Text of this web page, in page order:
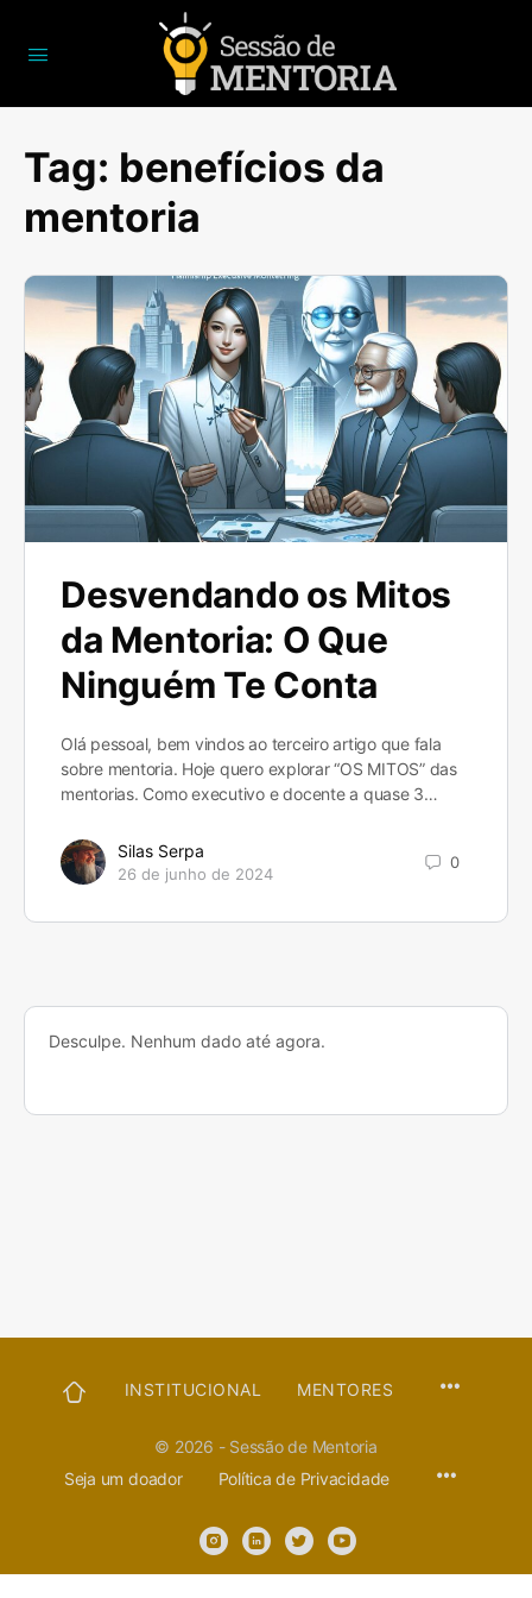
Tag: benefícios da
mentoria
Desvendando os Mitos
da Mentoria: O Que
Ninguém Te Conta
Olá pessoal, bem vindos ao terceiro artigo que fala
sobre mentoria. Hoje quero explorar “OS MITOS” das
mentorias. Como executivo e docente a quase 3…
Silas Serpa
26 de junho de 2024
0
Desculpe. Nenhum dado até agora.
PÁGINAINSTITUCIONAL MENTORES
© 2026 - Sessão de Mentoria
Seja um doador
Política de Privacidade
Sessão de Mentoria